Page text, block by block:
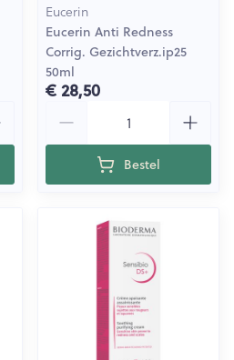
Eucerin
Eucerin Anti Redness
Corrig. Gezichtverz.ip25
50ml
€ 28,50
Bestel